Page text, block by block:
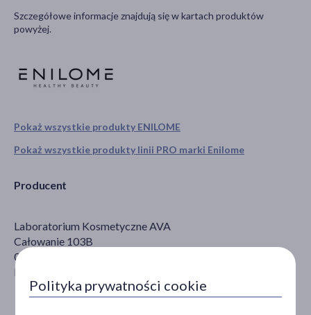
Pokaż wszystkie produkty ENILOME
Pokaż wszystkie produkty linii PRO marki Enilome
Producent
Laboratorium Kosmetyczne AVA
Całowanie 103B
05-480 Karczew
biuro@ava-laboratorium.pl
Szczegółowe informacje znajdują się w kartach produktów
powyżej.
Polityka prywatności cookie